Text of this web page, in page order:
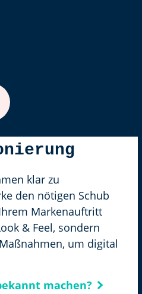
klar zu
den nötigen Schub
Markenauftritt
& Feel, sondern
um digital
machen?